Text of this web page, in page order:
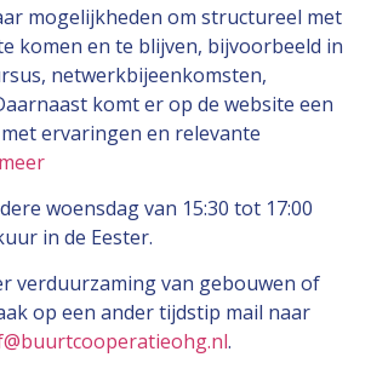
mogelijkheden om structureel met
komen en te blijven, bijvoorbeeld in
netwerkbijeenkomsten,
komt er op de website een
ervaringen en relevante
woensdag van 15:30 tot 17:00
in de Eester.
verduurzaming van gebouwen of
op een ander tijdstip mail naar
.